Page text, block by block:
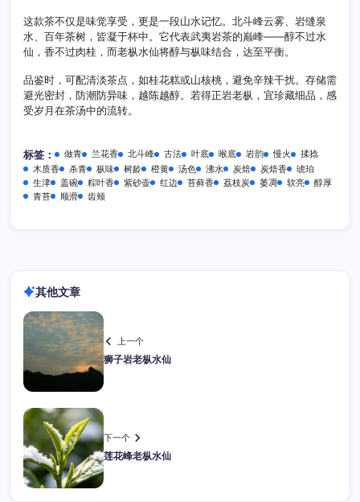
这款茶不仅是味觉享受，更是一段山水记忆。北斗峰云雾、岩缝泉
水、百年茶树，皆凝于杯中。它代表武夷岩茶的巅峰——醇不过水
仙，香不过肉桂，而老枞水仙将醇与枞味结合，达至平衡。
品鉴时，可配清淡茶点，如桂花糕或山核桃，避免辛辣干扰。存储需
避光密封，防潮防异味，越陈越醇。若得正岩老枞，宜珍藏细品，感
受岁月在茶汤中的流转。
标签： 做青 兰花香 北斗峰 古法 叶底 喉底 岩韵 慢火
揉捻
木质香
杀青 枞味 树龄 橙黄 汤色 沸水 炭焙 炭焙香
琥珀
生津
盖碗 粽叶香 紫砂壶 红边 苔藓香 荔枝炭 萎凋 软亮
醇厚
青苔
顺滑 齿颊
其他文章
上一个
狮子岩老枞水仙
下一个
莲花峰老枞水仙